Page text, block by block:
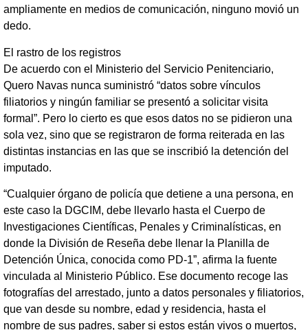
ampliamente en medios de comunicación, ninguno movió un
dedo.
El rastro de los registros
De acuerdo con el Ministerio del Servicio Penitenciario,
Quero Navas nunca suministró “datos sobre vínculos
filiatorios y ningún familiar se presentó a solicitar visita
formal”. Pero lo cierto es que esos datos no se pidieron una
sola vez, sino que se registraron de forma reiterada en las
distintas instancias en las que se inscribió la detención del
imputado.
“Cualquier órgano de policía que detiene a una persona, en
este caso la DGCIM, debe llevarlo hasta el Cuerpo de
Investigaciones Científicas, Penales y Criminalísticas, en
donde la División de Reseña debe llenar la Planilla de
Detención Única, conocida como PD-1”, afirma la fuente
vinculada al Ministerio Público. Ese documento recoge las
fotografías del arrestado, junto a datos personales y filiatorios,
que van desde su nombre, edad y residencia, hasta el
nombre de sus padres, saber si estos están vivos o muertos,